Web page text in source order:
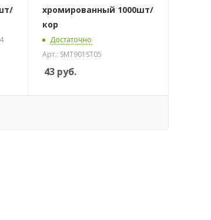
хромированный 1000шт/
кор
Достаточно
Арт.: SMT901ST05
43руб.